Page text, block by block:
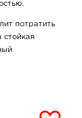
потратить
стойкая